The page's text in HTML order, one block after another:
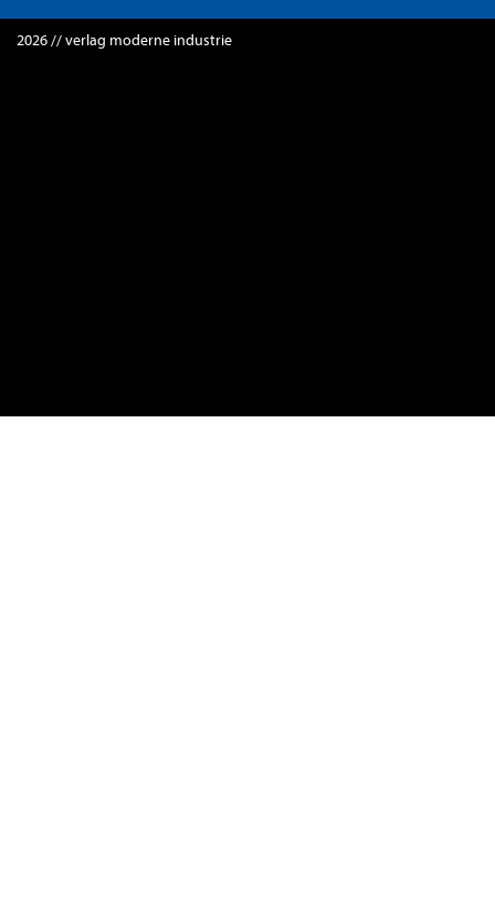
2026 // verlag moderne industrie